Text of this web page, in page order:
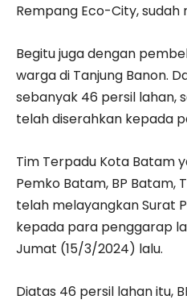
Rempang Eco-City, sudah
Begitu juga dengan
warga di Tanjung Banon.
sebanyak 46 persil lahan,
telah diserahkan kepada
Tim Terpadu Kota Batam
Pemko Batam, BP Batam,
telah melayangkan Surat
kepada para penggarap
Jumat (15/3/2024) lalu.
Diatas 46 persil lahan itu,